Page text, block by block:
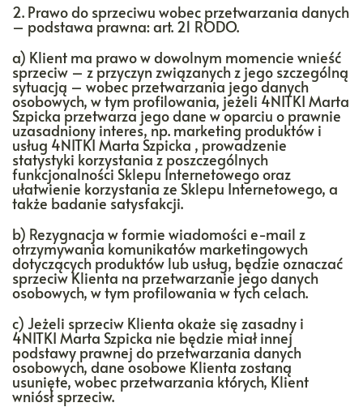
2. Prawo do sprzeciwu wobec przetwarzania danych
– podstawa prawna: art. 21 RODO.
a) Klient ma prawo w dowolnym momencie wnieść
sprzeciw – z przyczyn związanych z jego szczególną
sytuacją – wobec przetwarzania jego danych
osobowych, w tym profilowania, jeżeli 4NITKI Marta
Szpicka przetwarza jego dane w oparciu o prawnie
uzasadniony interes, np. marketing produktów i
usług 4NITKI Marta Szpicka , prowadzenie
statystyki korzystania z poszczególnych
funkcjonalności Sklepu Internetowego oraz
ułatwienie korzystania ze Sklepu Internetowego, a
także badanie satysfakcji.
b) Rezygnacja w formie wiadomości e-mail z
otrzymywania komunikatów marketingowych
dotyczących produktów lub usług, będzie oznaczać
sprzeciw Klienta na przetwarzanie jego danych
osobowych, w tym profilowania w tych celach.
c) Jeżeli sprzeciw Klienta okaże się zasadny i
4NITKI Marta Szpicka nie będzie miał innej
podstawy prawnej do przetwarzania danych
osobowych, dane osobowe Klienta zostaną
usunięte, wobec przetwarzania których, Klient
wniósł sprzeciw.